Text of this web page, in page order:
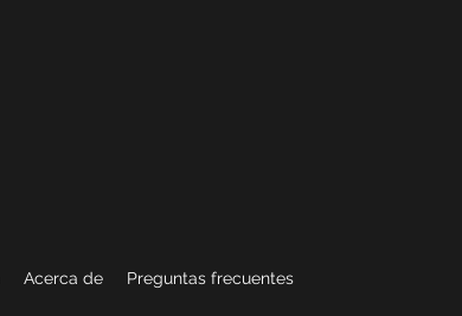
Acerca de Preguntas frecuentes